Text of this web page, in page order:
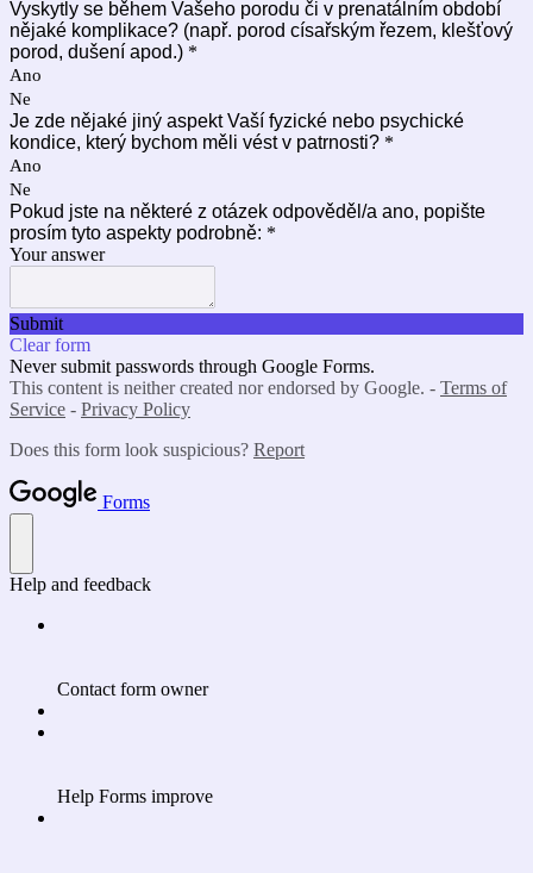
Vyskytly se během Vašeho porodu či v prenatálním období
nějaké komplikace? (např. porod císařským řezem, klešťový
porod, dušení apod.) *
Ano
Ne
Je zde nějaké jiný aspekt Vaší fyzické nebo psychické
kondice, který bychom měli vést v patrnosti? *
Ano
Ne
Pokud jste na některé z otázek odpověděl/a ano, popište
prosím tyto aspekty podrobně: *
Your answer
Submit
Clear form
Never submit passwords through Google Forms.
This content is neither created nor endorsed by Google. - Terms of
Service - Privacy Policy
Does this form look suspicious? Report
Forms
Help and feedback
Contact form owner
Help Forms improve